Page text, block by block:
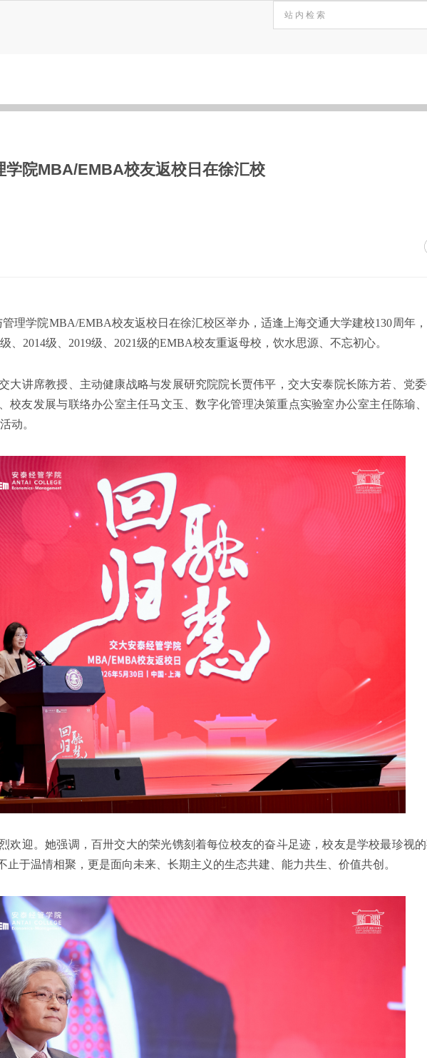
院MBA/EMBA校友返校日在徐汇校
理学院MBA/EMBA校友返校日在徐汇校区举办，适逢上海交通大学建校130周年
、2014级、2019级、2021级的EMBA校友重返母校，饮水思源、不忘初心。
大讲席教授、主动健康战略与发展研究院院长贾伟平，交大安泰院长陈方若、党
校友发展与联络办公室主任马文玉、数字化管理决策重点实验室办公室主任陈瑜
动。
欢迎。她强调，百卅交大的荣光镌刻着每位校友的奋斗足迹，校友是学校最珍视
止于温情相聚，更是面向未来、长期主义的生态共建、能力共生、价值共创。